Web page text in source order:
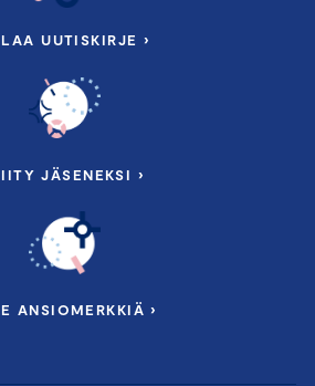
UUTISKIRJE ›
JÄSENEKSI ›
ANSIOMERKKIÄ ›